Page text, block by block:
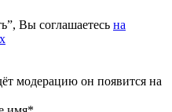
Вы соглашаетесь на
модерацию он появится на